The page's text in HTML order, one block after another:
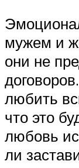
мужем и
они не
любить
что это
любовь
ли